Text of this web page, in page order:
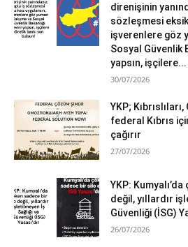
direnişinin
sözleşmesi
işverenlere göz
Sosyal Güvenlik
yapsın, işçilere...
30/07/2026
YKP;
federal Kıbrıs
çağırır
27/07/2026
YKP:
değil, yıllardır
Güvenliği (İSG)
26/07/2026